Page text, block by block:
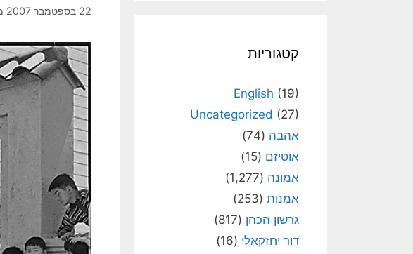
22 בספטמבר 2007
קטגוריות
English (19)
Uncategorized (27)
אהבה (74)
אוטיזם (15)
אמונה (1,277)
אמנות (253)
גרשון הכהן (817)
דור יחזקאלי (16)